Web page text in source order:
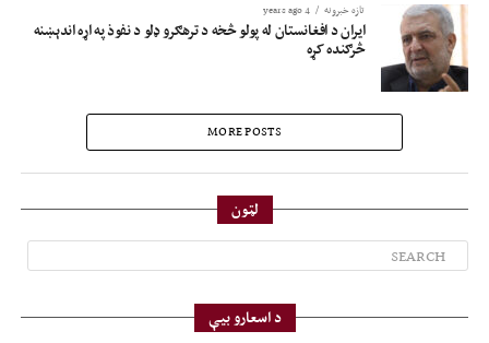
تازه خبرونه 4 years ago
ایران د افغانستان له پولو څخه د ترهګرو ډلو د نفوذ په اړه اندېښنه
څرګنده کړه
MORE POSTS
لټون
د اسعارو بیې